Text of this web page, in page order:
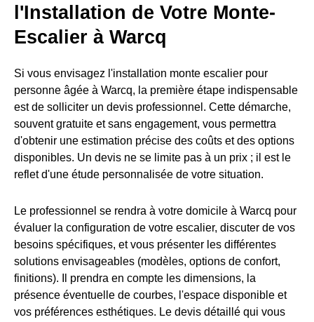
l'Installation de Votre Monte-
Escalier à Warcq
Si vous envisagez l'installation monte escalier pour
personne âgée à Warcq, la première étape indispensable
est de solliciter un devis professionnel. Cette démarche,
souvent gratuite et sans engagement, vous permettra
d'obtenir une estimation précise des coûts et des options
disponibles. Un devis ne se limite pas à un prix ; il est le
reflet d'une étude personnalisée de votre situation.
Le professionnel se rendra à votre domicile à Warcq pour
évaluer la configuration de votre escalier, discuter de vos
besoins spécifiques, et vous présenter les différentes
solutions envisageables (modèles, options de confort,
finitions). Il prendra en compte les dimensions, la
présence éventuelle de courbes, l'espace disponible et
vos préférences esthétiques. Le devis détaillé qui vous